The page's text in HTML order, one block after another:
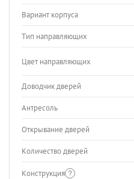
Вариант корпуса
Тип направляющих
Цвет направляющих
Доводчик дверей
Антресоль
Открывание дверей
Количество дверей
Конструкция